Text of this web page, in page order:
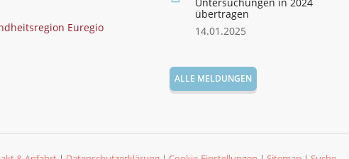
übertragen
14.01.2025
ALLE MELDUNGEN